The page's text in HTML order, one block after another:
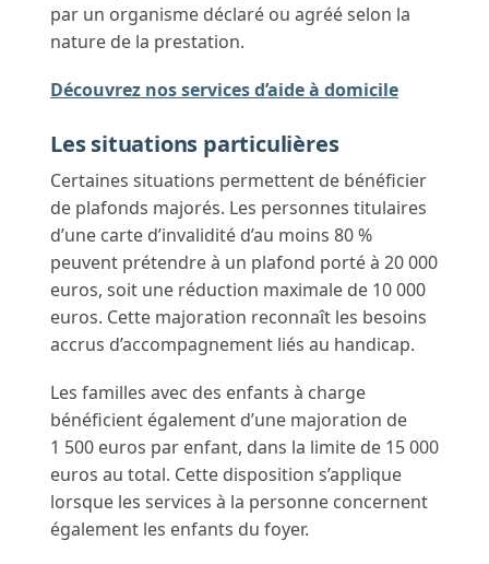
par un organisme déclaré ou agréé selon la
nature de la prestation.
Découvrez nos services d’aide à domicile
Les situations particulières
Certaines situations permettent de bénéficier
de plafonds majorés. Les personnes titulaires
d’une carte d’invalidité d’au moins 80 %
peuvent prétendre à un plafond porté à 20 000
euros, soit une réduction maximale de 10 000
euros. Cette majoration reconnaît les besoins
accrus d’accompagnement liés au handicap.
Les familles avec des enfants à charge
bénéficient également d’une majoration de
1 500 euros par enfant, dans la limite de 15 000
euros au total. Cette disposition s’applique
lorsque les services à la personne concernent
également les enfants du foyer.